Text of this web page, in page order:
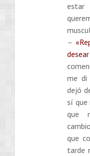
–
me di
dejó
sí que
que
que
tarde